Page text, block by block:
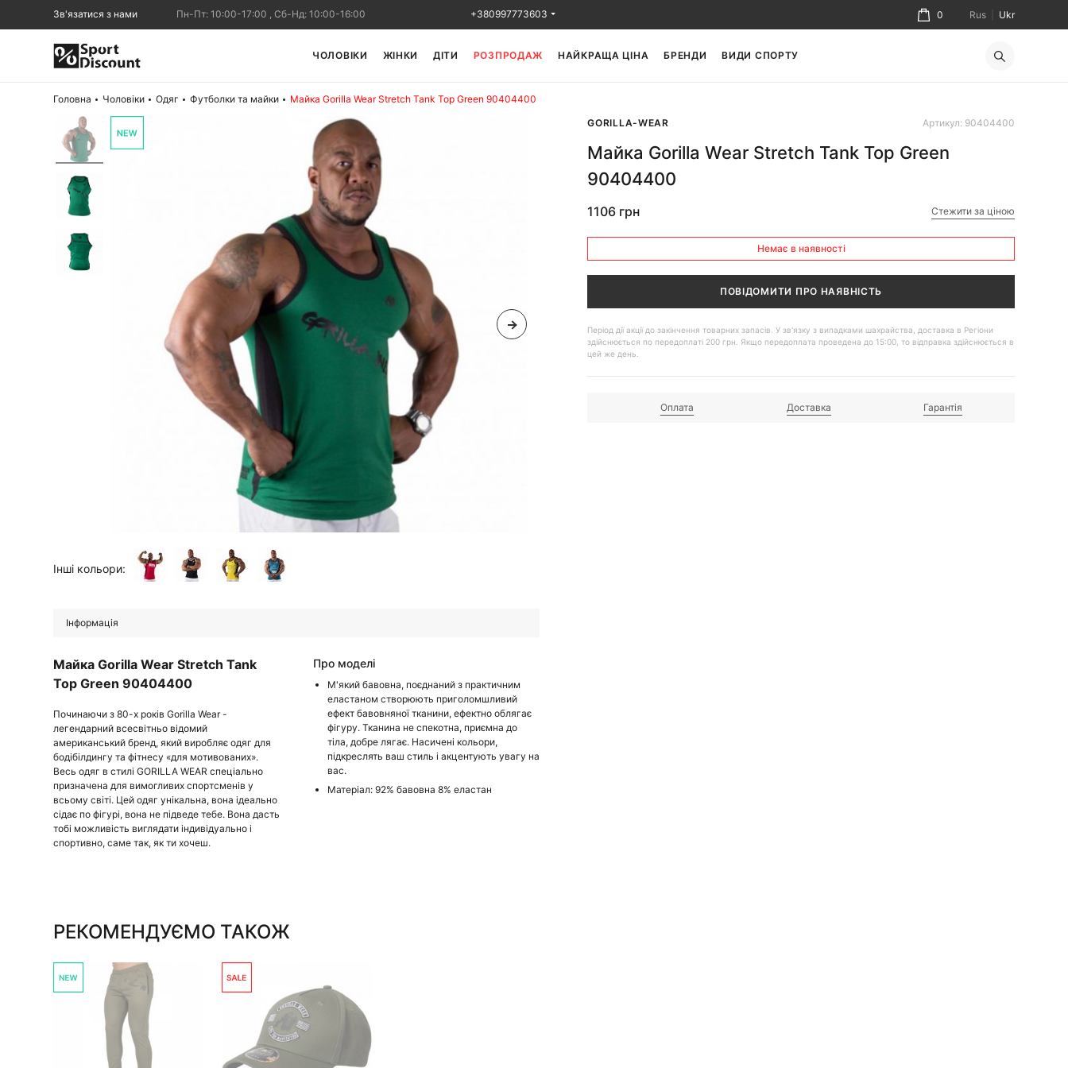
ЧОЛОВІКИ ЖІНКИ ДІТИ РОЗПРОДАЖ НАЙКРАЩА ЦІНА БРЕНДИ ВИДИ СПОРТУ
+380997773603
Зв'язатися з нами Пн-Пт: 10:00-17:00 , Сб-Нд: 10:00-16:00 0 Rus Ukr
Головна Чоловіки Одяг Футболки та майки
Майка Gorilla Wear Stretch Tank Top Green 90404400
GORILLA-WEAR
Артикул: 90404400
Майка Gorilla Wear Stretch Tank Top Green
90404400
1106 грн Стежити за ціною
Немає в наявності
ПОВІДОМИТИ ПРО НАЯВНІСТЬ
Період дії акції до закінчення товарних запасів. У зв'язку з випадками шахрайства, доставка в Регіони
здійснюється по передоплаті 200 грн. Якщо передоплата проведена до 15:00, то відправка здійснюється в
цей же день.
Оплата Доставка Гарантія
Інші кольори:
Інформація
Майка Gorilla Wear Stretch Tank
Top Green 90404400
Починаючи з 80-х років Gorilla Wear -
легендарний всесвітньо відомий
американський бренд, який виробляє одяг для
бодібілдингу та фітнесу «для мотивованих».
Весь одяг в стилі GORILLA WEAR спеціально
призначена для вимогливих спортсменів у
всьому світі. Цей одяг унікальна, вона ідеально
сідає по фігурі, вона не підведе тебе. Вона дасть
тобі можливість виглядати індивідуально і
спортивно, саме так, як ти хочеш.
Про моделі
М'який бавовна, поєднаний з практичним
еластаном створюють приголомшливий
ефект бавовняної тканини, ефектно облягає
фігуру. Тканина не спекотна, приємна до
тіла, добре лягає. Насичені кольори,
підкреслять ваш стиль і акцентують увагу на
вас.
Матеріал: 92% бавовна 8% еластан
РЕКОМЕНДУЄМО ТАКОЖ